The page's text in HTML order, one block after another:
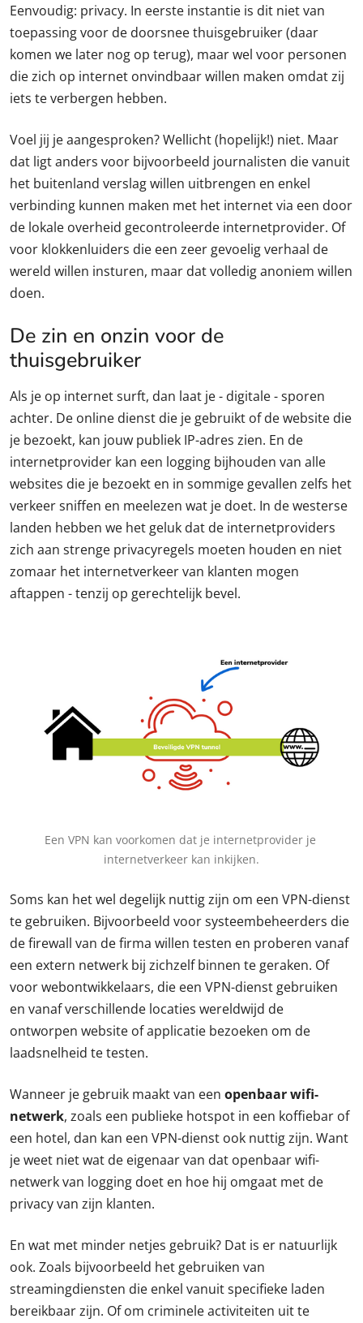
Eenvoudig: privacy. In eerste instantie is dit niet van
toepassing voor de doorsnee thuisgebruiker (daar
komen we later nog op terug), maar wel voor personen
die zich op internet onvindbaar willen maken omdat zij
iets te verbergen hebben.
Voel jij je aangesproken? Wellicht (hopelijk!) niet. Maar
dat ligt anders voor bijvoorbeeld journalisten die vanuit
het buitenland verslag willen uitbrengen en enkel
verbinding kunnen maken met het internet via een door
de lokale overheid gecontroleerde internetprovider. Of
voor klokkenluiders die een zeer gevoelig verhaal de
wereld willen insturen, maar dat volledig anoniem willen
doen.
De zin en onzin voor de
thuisgebruiker
Als je op internet surft, dan laat je - digitale - sporen
achter. De online dienst die je gebruikt of de website die
je bezoekt, kan jouw publiek IP-adres zien. En de
internetprovider kan een logging bijhouden van alle
websites die je bezoekt en in sommige gevallen zelfs het
verkeer sniffen en meelezen wat je doet. In de westerse
landen hebben we het geluk dat de internetproviders
zich aan strenge privacyregels moeten houden en niet
zomaar het internetverkeer van klanten mogen
aftappen - tenzij op gerechtelijk bevel.
Een VPN kan voorkomen dat je internetprovider je
internetverkeer kan inkijken.
Soms kan het wel degelijk nuttig zijn om een VPN-dienst
te gebruiken. Bijvoorbeeld voor systeembeheerders die
de firewall van de firma willen testen en proberen vanaf
een extern netwerk bij zichzelf binnen te geraken. Of
voor webontwikkelaars, die een VPN-dienst gebruiken
en vanaf verschillende locaties wereldwijd de
ontworpen website of applicatie bezoeken om de
laadsnelheid te testen.
Wanneer je gebruik maakt van een openbaar wifi-
netwerk, zoals een publieke hotspot in een koffiebar of
een hotel, dan kan een VPN-dienst ook nuttig zijn. Want
je weet niet wat de eigenaar van dat openbaar wifi-
netwerk van logging doet en hoe hij omgaat met de
privacy van zijn klanten.
En wat met minder netjes gebruik? Dat is er natuurlijk
ook. Zoals bijvoorbeeld het gebruiken van
streamingdiensten die enkel vanuit specifieke laden
bereikbaar zijn. Of om criminele activiteiten uit te